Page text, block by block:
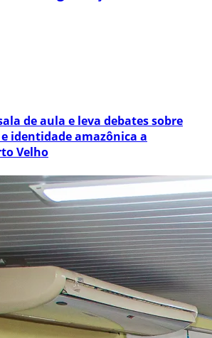
de aula e leva debates sobre
identidade amazônica a
Velho